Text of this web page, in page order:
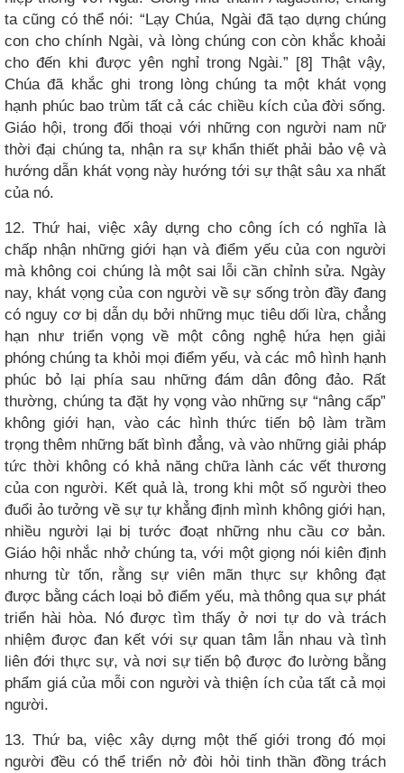
ta cũng có thể nói: “Lạy Chúa, Ngài đã tạo dựng chúng
con cho chính Ngài, và lòng chúng con còn khắc khoải
cho đến khi được yên nghỉ trong Ngài.” [8] Thật vậy,
Chúa đã khắc ghi trong lòng chúng ta một khát vọng
hạnh phúc bao trùm tất cả các chiều kích của đời sống.
Giáo hội, trong đối thoại với những con người nam nữ
thời đại chúng ta, nhận ra sự khẩn thiết phải bảo vệ và
hướng dẫn khát vọng này hướng tới sự thật sâu xa nhất
của nó.
12. Thứ hai, việc xây dựng cho công ích có nghĩa là
chấp nhận những giới hạn và điểm yếu của con người
mà không coi chúng là một sai lỗi cần chỉnh sửa. Ngày
nay, khát vọng của con người về sự sống tròn đầy đang
có nguy cơ bị dẫn dụ bởi những mục tiêu dối lừa, chẳng
hạn như triển vọng về một công nghệ hứa hẹn giải
phóng chúng ta khỏi mọi điểm yếu, và các mô hình hạnh
phúc bỏ lại phía sau những đám dân đông đảo. Rất
thường, chúng ta đặt hy vọng vào những sự “nâng cấp”
không giới hạn, vào các hình thức tiến bộ làm trầm
trọng thêm những bất bình đẳng, và vào những giải pháp
tức thời không có khả năng chữa lành các vết thương
của con người. Kết quả là, trong khi một số người theo
đuổi ảo tưởng về sự tự khẳng định mình không giới hạn,
nhiều người lại bị tước đoạt những nhu cầu cơ bản.
Giáo hội nhắc nhở chúng ta, với một giọng nói kiên định
nhưng từ tốn, rằng sự viên mãn thực sự không đạt
được bằng cách loại bỏ điểm yếu, mà thông qua sự phát
triển hài hòa. Nó được tìm thấy ở nơi tự do và trách
nhiệm được đan kết với sự quan tâm lẫn nhau và tình
liên đới thực sự, và nơi sự tiến bộ được đo lường bằng
phẩm giá của mỗi con người và thiện ích của tất cả mọi
người.
13. Thứ ba, việc xây dựng một thế giới trong đó mọi
người đều có thể triển nở đòi hỏi tinh thần đồng trách